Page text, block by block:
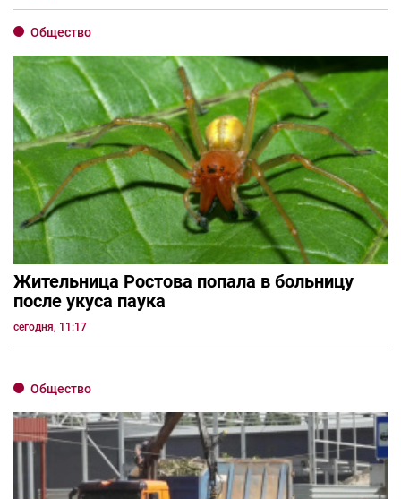
Общество
Жительница Ростова попала в больницу
после укуса паука
сегодня, 11:17
Общество